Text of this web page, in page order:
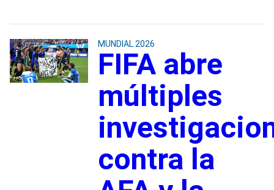
MUNDIAL 2026
FIFA abre
múltiples
contra la